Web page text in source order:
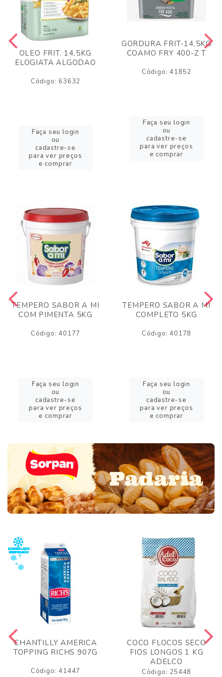
OLEO FRIT. 14,5KG
ELOGIATA ALGODAO
Código: 63632
Faça seu login
ou
cadastre-se
para ver preços
e comprar
GORDURA FRIT-14,5KG
COAMO FRY 400-Z T
Código: 41852
Faça seu login
ou
cadastre-se
para ver preços
e comprar
TEMPERO SABOR A MI
COM PIMENTA 5KG
Código: 40177
Faça seu login
ou
cadastre-se
para ver preços
e comprar
TEMPERO SABOR A MI
COMPLETO 5KG
Código: 40178
Faça seu login
ou
cadastre-se
para ver preços
e comprar
CHANTILLY AMERICA
TOPPING RICHS 907G
Código: 41447
COCO FLOCOS SECO
FIOS LONGOS 1 KG
ADELCO
Código: 25448